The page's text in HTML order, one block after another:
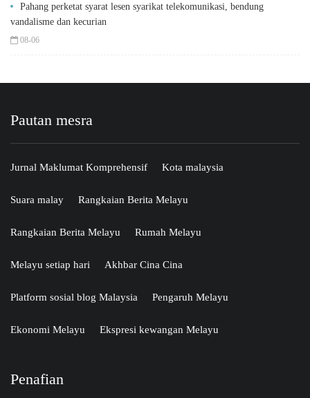
Pahang perketat syarat lesen syarikat telekomunikasi, bendung
vandalisme dan kecurian
08-06
Pautan mesra
Jurnal Maklumat Komprehensif Kota malaysia
Suara malay Rangkaian Berita Melayu
Rangkaian Berita Melayu Rumah Melayu
Melayu setiap hari Akhbar Cina Cina
Platform sosial blog Malaysia Pengaruh Melayu
Ekonomi Melayu Ekspresi kewangan Melayu
Penafian